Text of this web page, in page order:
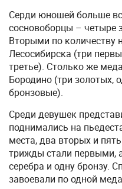
Серди юношей больше
сосновоборцы – четыре
Вторыми по количеству
Лесосибирска (три
третье). Столько же
Бородино (три золотых,
бронзовые).
Среди девушек
поднимались на
места, два вторых и
трижды стали первыми,
серебра и одну бронзу.
завоевали по одной